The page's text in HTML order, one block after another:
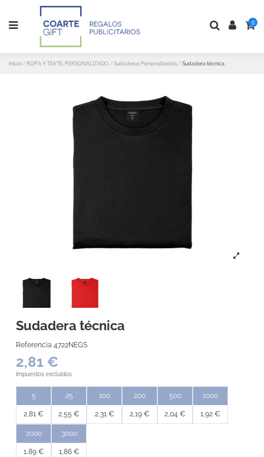
0
Inicio ROPA Y TEXTIL PERSONALIZADO Sudaderas Personalizadas Sudadera técnica
Sudadera técnica
Referencia 4722NEGS
2,81 €
Impuestos excluidos
5
2,81 €
25
2,55 €
100
2,31 €
200
2,19 €
500
2,04 €
1000
1,92 €
2000
1,89 €
3000
1,86 €